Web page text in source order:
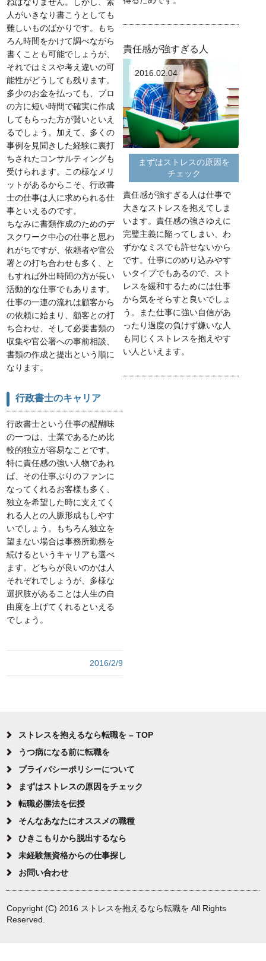
人がいきなり書こうとしても
難しいものばかりです。もち
ろん時間をかけて調べながら
書くことも可能でしょうが、
それではミスや考え違いの可
能性がどうしても残ります。
多少のお金を払っても、プロ
の方に短い時間で確実に作成
してもらった方が賢いといえ
るでしょう。加えて、多くの
事例を見聞きした経験に裏打
ちされたコンサルティングも
受けられます。この様なメリ
ットがあるからこそ、行政書
士の仕事は人に求められる仕
事といえるのです。
ちなみに書類作成のためのデ
スクワーク中心の仕事と思わ
れがちですが、依頼者や官公
署との打ち合わせも多く、と
もすれば外出時間の方が長い
活動的な仕事でもあります。
仕事の一連の流れは顧客から
の依頼に始まり、顧客との打
ち合わせ、そして必要書類の
収集や官公署への事前相談、
書類の作成と提出という順に
なります。
行政書士のキャリア
行政書士という仕事の醍醐味
の一つは、士業であるため比
較的独立が容易なことです。
特に責任感の強い人物であれ
ば、その仕事ぶりのファンに
なってくれるお客様も多く、
独立を希望した時に支えてく
れる人との人脈形成もしやす
いでしょう。もちろん独立を
望まない場合は事務所勤務を
続けるというキャリアも選べ
ます。どちらが良いのかは人
それぞれでしょうが、多様な
選択肢があることは人生の自
由度を上げてくれるといえる
でしょう。
2016/2/9
責任感が強すぎる人
2016.02.04
まずはストレスの原因を
チェック
責任感が強すぎる人は仕事で
大きなストレスを抱えてしま
います。責任感の強さゆえに
完璧主義に陥ってしまい、わ
ずかなミスでも許せないから
です。仕事にのめり込みやす
いタイプでもあるので、スト
レスを緩和するためには仕事
から気をそらすと良いでしょ
う。また仕事に強い自信があ
ったり過度の負けず嫌いな人
も同じくストレスを抱えやす
い人といえます。
ストレスを抱えるなら転職を – TOP
うつ病になる前に転職を
プライバシーポリシーについて
まずはストレスの原因をチェック
転職必勝法を伝授
そんなあなたにオススメの職種
ひきこもりから脱出するなら
未経験無資格からの仕事探し
お問い合わせ
Copyright (C) 2016 ストレスを抱えるなら転職を All Rights
Reserved.